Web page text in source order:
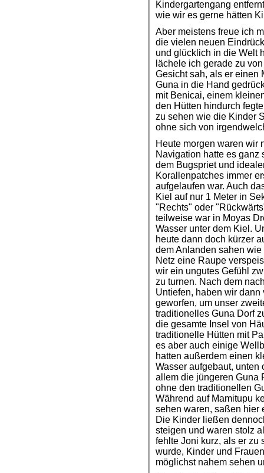
Kindergartengang
wie wir es gerne hätten
Aber meistens freue ich
die vielen neuen
und glücklich in die Welt
lächele ich gerade zu
Gesicht sah, als er einen
Guna in die Hand
mit Benicai, einem
den Hütten hindurch
zu sehen wie die Kinder
ohne sich von
Heute morgen waren wir
Navigation hatte es ganz
dem Bugspriet und
Korallenpatches immer
aufgelaufen war. Auch
Kiel auf nur 1 Meter in
"Rechts" oder
teilweise war in Moyas
Wasser unter dem Kiel.
heute dann doch kürzer
dem Anlanden sahen
Netz eine Raupe
wir ein ungutes Gefühl
zu turnen. Nach dem
Untiefen, haben wir
geworfen, um unser
traditionelles Guna Dorf
die gesamte Insel von
traditionelle Hütten mit
es aber auch einige
hatten außerdem einen
Wasser aufgebaut, unten
allem die jüngeren Guna
ohne den traditionellen
Während auf Mamitupu
sehen waren, saßen hier
Die Kinder ließen
steigen und waren stolz
fehlte Joni kurz, als er zu
wurde, Kinder und
möglichst nahem sehen